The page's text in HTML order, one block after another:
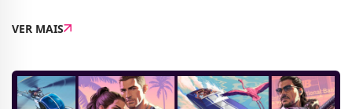
indicam que se trata apenas de um err
VER MAIS